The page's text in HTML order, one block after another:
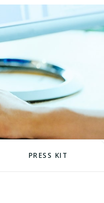
PRESS KIT